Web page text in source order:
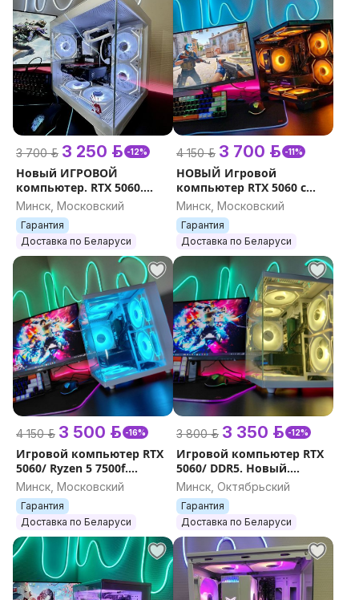
3 700 р. 3 250 р. -12%
Новый ИГРОВОЙ
компьютер. RTX 5060.
Гарантия.
Минск, Московский
Гарантия
Доставка по Беларуси
4 150 р. 3 700 р. -11%
НОВЫЙ Игровой
компьютер RTX 5060 с
Монитором 24'' 180Гц
Минск, Московский
Гарантия
Доставка по Беларуси
4 150 р. 3 500 р. -16%
Игровой компьютер RTX
5060/ Ryzen 5 7500f.
Новый. Гарантия.
Минск, Московский
Гарантия
Доставка по Беларуси
3 800 р. 3 350 р. -12%
Игровой компьютер RTX
5060/ DDR5. Новый.
Гарантия.
Минск, Октябрьский
Гарантия
Доставка по Беларуси